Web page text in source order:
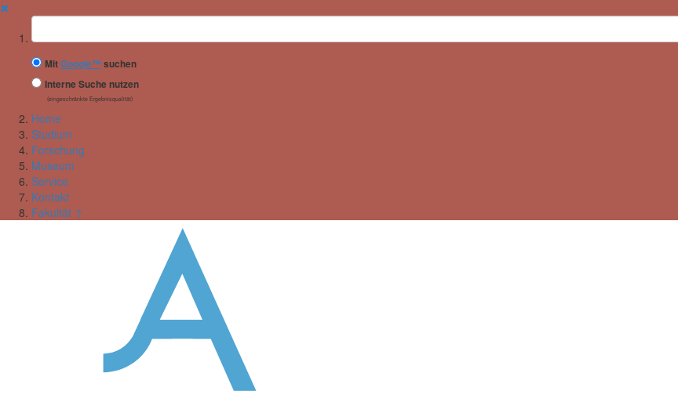
✖
Suchbegriff
MitGoogle™ suchen
Interne Suche nutzen
(eingeschränkte Ergebnisqualität)
Home
Studium
Forschung
Museum
Service
Kontakt
Fakultät ↑